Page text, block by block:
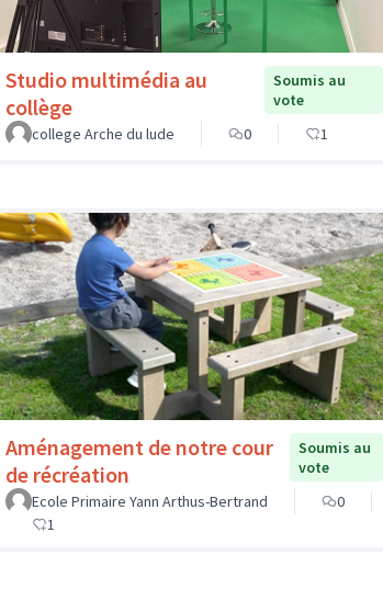
Studio multimédia au
collège
Soumis au
vote
college Arche du lude
0 1
Aménagement de notre cour
de récréation
Soumis au
vote
Ecole Primaire Yann Arthus-Bertrand
0
1